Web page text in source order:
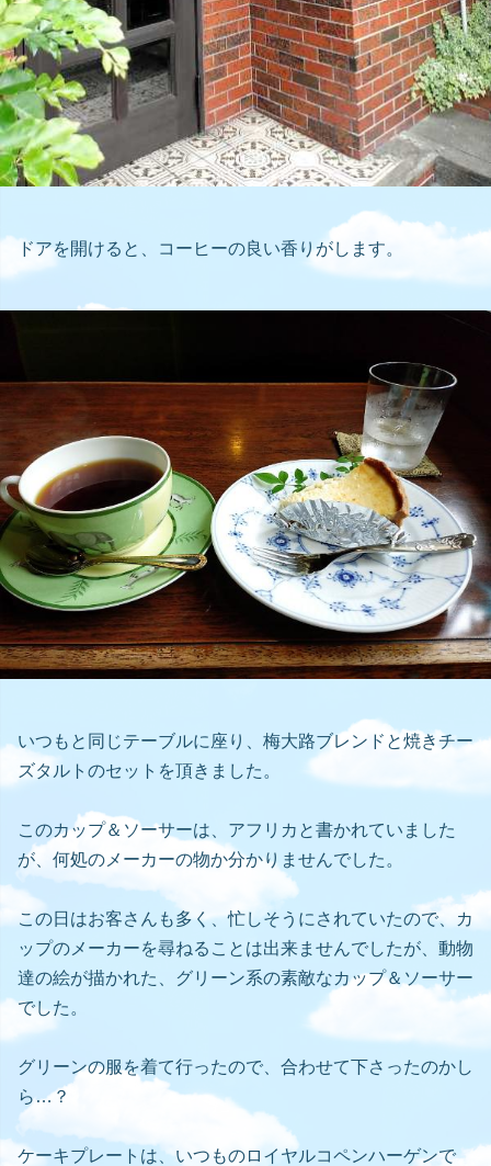
ドアを開けると、コーヒーの良い香りがします。
いつもと同じテーブルに座り、梅大路ブレンドと焼きチー
ズタルトのセットを頂きました。
このカップ＆ソーサーは、アフリカと書かれていました
が、何処のメーカーの物か分かりませんでした。
この日はお客さんも多く、忙しそうにされていたので、カ
ップのメーカーを尋ねることは出来ませんでしたが、動物
達の絵が描かれた、グリーン系の素敵なカップ＆ソーサー
でした。
グリーンの服を着て行ったので、合わせて下さったのかし
ら…？
ケーキプレートは、いつものロイヤルコペンハーゲンで